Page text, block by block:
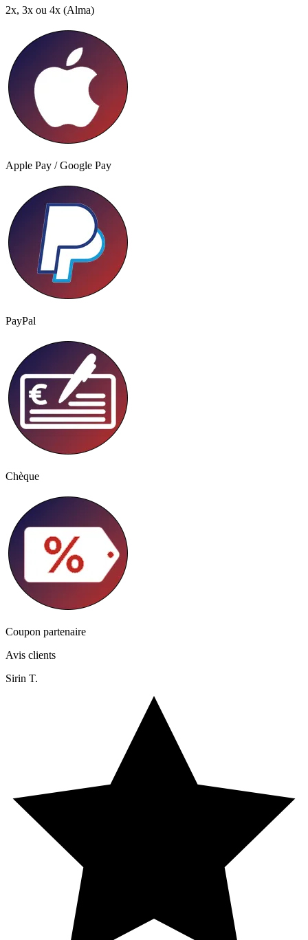
2x, 3x ou 4x (Alma)
Apple Pay / Google Pay
PayPal
Chèque
Coupon partenaire
Avis clients
Sirin T.